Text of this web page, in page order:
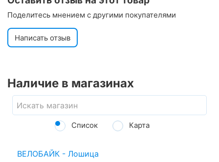
Поделитесь мнением с другими покупателями
Написать отзыв
Наличие в магазинах
Список Карта
ВЕЛОБАЙК - Лошица